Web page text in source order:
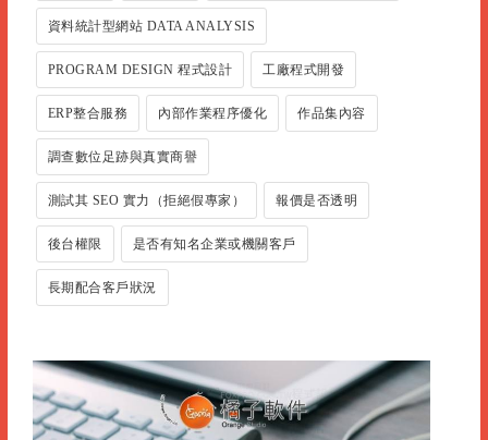
資料統計型網站 DATA ANALYSIS
PROGRAM DESIGN 程式設計 工廠程式開發
ERP整合服務 內部作業程序優化 作品集內容
調查數位足跡與真實商譽
測試其 SEO 實力（拒絕假專家） 報價是否透明
後台權限 是否有知名企業或機關客戶
長期配合客戶狀況